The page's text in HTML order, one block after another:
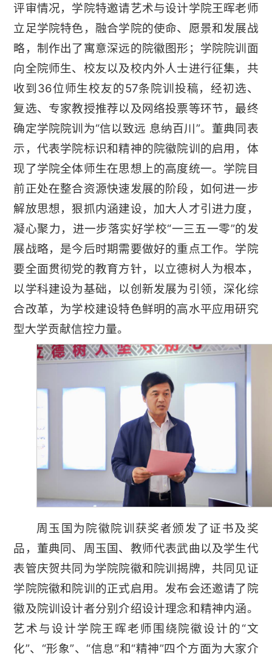
评审情况，学院特邀请艺术与设计学院王晖老师
立足学院特色，融合学院的使命、愿景和发展战
略，制作出了寓意深远的院徽图形；学院院训面
向全院师生、校友以及校内外人士进行征集，共
收到36位师生校友的57条院训投稿，经初选、
复选、专家教授推荐以及网络投票等环节，最终
确定学院院训为“信以致远 息纳百川”。董典同表
示，代表学院标识和精神的院徽院训的启用，体
现了学院全体师生在思想上的高度统一。学院目
前正处在整合资源快速发展的阶段，如何进一步
解放思想，狠抓内涵建设，加大人才引进力度，
凝心聚力，进一步落实好学校“一三五一零”的发
展战略，是今后时期需要做好的重点工作。学院
要全面贯彻党的教育方针，以立德树人为根本，
以学科建设为基础，以创新发展为引领，深化综
合改革，为学校建设特色鲜明的高水平应用研究
型大学贡献信控力量。
周玉国为院徽院训获奖者颁发了证书及奖
品，董典同、周玉国、教师代表武曲以及学生代
表管庆贺共同为学院院徽和院训揭牌，共同见证
学院院徽和院训的正式启用。发布会还邀请了院
徽及院训设计者分别介绍设计理念和精神内涵。
艺术与设计学院王晖老师围绕院徽设计的“文
化”、“形象”、“信息”和“精神”四个方面为大家介